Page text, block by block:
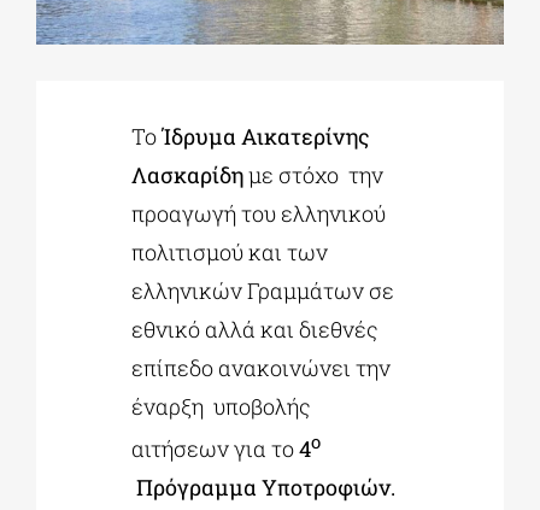
ΕΚΠΑΙΔΕΥΤΙΚΑ ΙΔΡΥΜΑΤΑ
ΠΟΛΙΤΙΣΤΙΚΟΙ ΦΟΡΕΙΣ
ΤοΊδρυμα Αικατερίνης
Λασκαρίδημε στόχο την
προαγωγή του ελληνικού
πολιτισμού και των
ελληνικών Γραμμάτων σε
εθνικό αλλά και διεθνές
επίπεδο ανακοινώνει την
έναρξη υποβολής
αιτήσεων για το4ο
Πρόγραμμα Υποτροφιών.